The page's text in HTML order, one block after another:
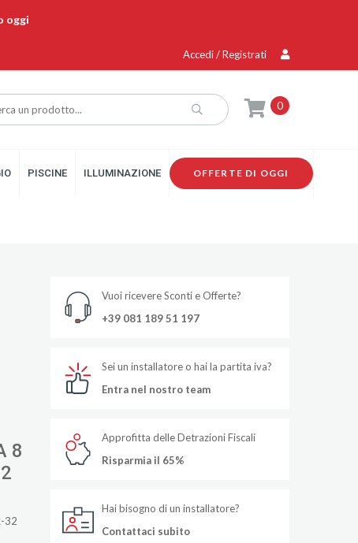
oggi
Accedi / Registrati
0
PISCINE ILLUMINAZIONE OFFERTE DI OGGI
8
32
Vuoi ricevere Sconti e Offerte?
+39 081 189 51 197
Sei un installatore o hai la partita iva?
Entra nel nostro team
Approfitta delle Detrazioni Fiscali
Risparmia il 65%
Hai bisogno di un installatore?
Contattaci subito